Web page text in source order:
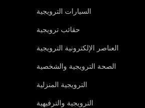
السيارات الترويجية
حقائب ترويجية
العناصر الإلكترونية الترويجية
الصحة الترويجية والشخصية
الترويجية المنزلية
الترويجية والترفيهية